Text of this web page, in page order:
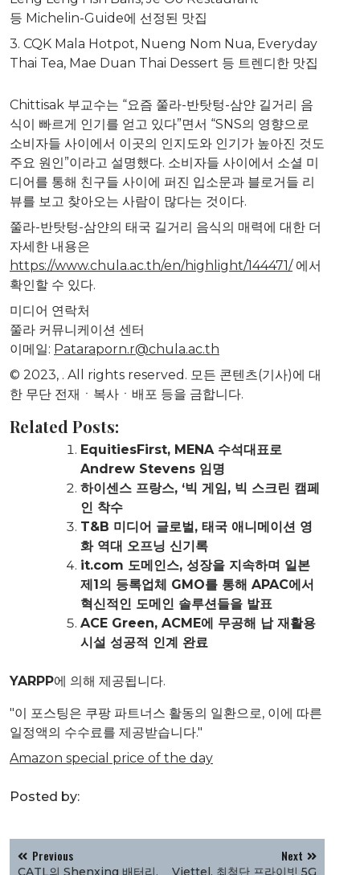
등 Michelin-Guide에 선정된 맛집
3. CQK Mala Hotpot, Nueng Nom Nua, Everyday
Thai Tea, Mae Duan Thai Dessert 등 트렌디한 맛집
Chittisak 부교수는 “요즘 쭐라-반탓텅-삼얀 길거리 음
식이 빠르게 인기를 얻고 있다”면서 “SNS의 영향으로
소비자들 사이에서 이곳의 인지도와 인기가 높아진 것도
주요 원인”이라고 설명했다. 소비자들 사이에서 소셜 미
디어를 통해 친구들 사이에 퍼진 입소문과 블로거들 리
뷰를 보고 찾아오는 사람이 많다는 것이다.
쭐라-반탓텅-삼얀의 태국 길거리 음식의 매력에 대한 더
자세한 내용은
https://www.chula.ac.th/en/highlight/144471/ 에서
확인할 수 있다.
미디어 연락처
쭐라 커뮤니케이션 센터
이메일: Pataraporn.r@chula.ac.th
© 2023, . All rights reserved. 모든 콘텐츠(기사)에 대
한 무단 전재ㆍ복사ㆍ배포 등을 금합니다.
Related Posts:
EquitiesFirst, MENA 수석대표로
Andrew Stevens 임명
하이센스 프랑스, ‘빅 게임, 빅 스크린 캠페
인 착수
T&B 미디어 글로벌, 태국 애니메이션 영
화 역대 오프닝 신기록
it.com 도메인스, 성장을 지속하며 일본
제1의 등록업체 GMO를 통해 APAC에서
혁신적인 도메인 솔루션들을 발표
ACE Green, ACME에 무공해 납 재활용
시설 성공적 인계 완료
YARPP에 의해 제공됩니다.
"이 포스팅은 쿠팡 파트너스 활동의 일환으로, 이에 따른
일정액의 수수료를 제공받습니다."
Amazon special price of the day
Posted by:
글 Previous
CATL의 Shenxing 배터리,
Next
Viettel, 최첨단 프라이빗 5G